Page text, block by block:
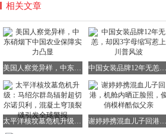
伊朗国内合成氨装置产能骤然下降四
了全球氮肥供给链的多米诺骨牌效应
中间体，合成氨的短缺迅速传导至
品。而氮肥在全球化肥总用量中占比
单产的基石性投入品。中东这一关键
受到冲击的是能源结构高度依赖进口
相关文章
美国人察觉异样，中东硝烟下中国农业保障实力凸显 中国女装品牌12年无恙，却因3字母缩写惹上川普风波
太平洋核坟墓危机升级：马绍尔群岛辐射超切尔诺贝利，混凝土穹顶裂缝引发全球警报 谢婷婷携混血儿子回港，机舱内晒正脸照，俊俏模样酷似父亲